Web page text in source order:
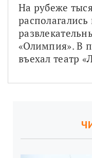
На рубеже
«Олимпия». В
въехал театр